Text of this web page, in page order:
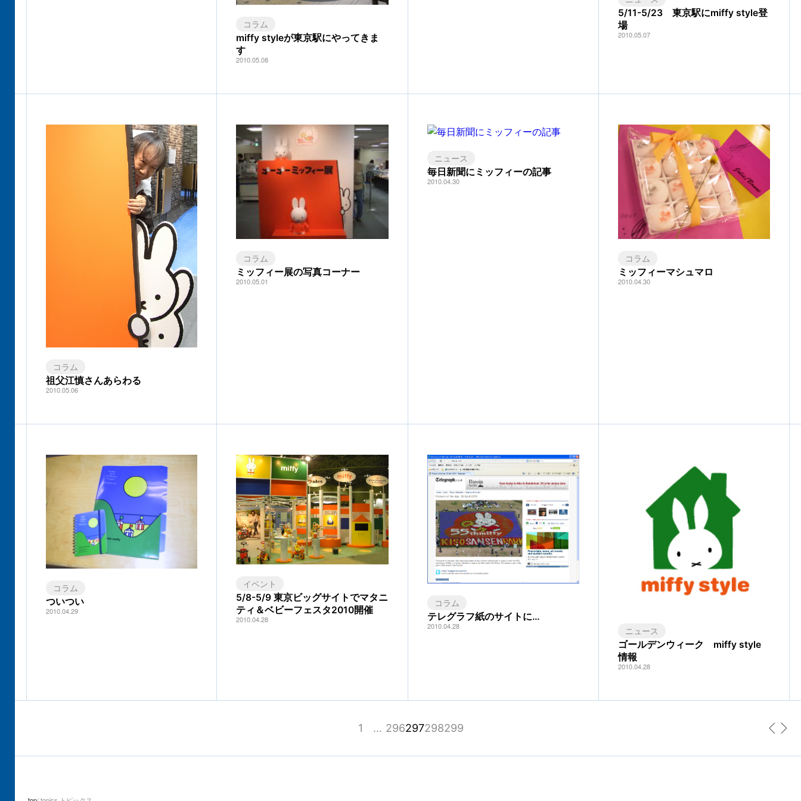
コラム
miffy styleが東京駅にやってきま
す
2010.05.08
5/11-5/23 東京駅にmiffy style登
場
2010.05.07
コラム
祖父江慎さんあらわる
2010.05.06
コラム
ミッフィー展の写真コーナー
2010.05.01
ニュース
毎日新聞にミッフィーの記事
2010.04.30
コラム
ミッフィーマシュマロ
2010.04.30
コラム
ついつい
2010.04.29
イベント
5/8-5/9 東京ビッグサイトでマタニ
ティ＆ベビーフェスタ2010開催
2010.04.28
コラム
テレグラフ紙のサイトに…
2010.04.28 ニュース
ゴールデンウィーク miffy style
情報
2010.04.28
1 … 296297298299 前へ
次へ